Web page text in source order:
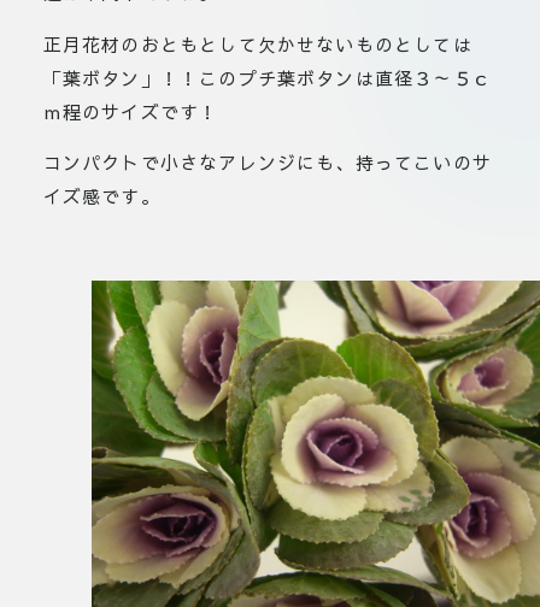
正月花材のおともとして欠かせないものとしては
「葉ボタン」！！このプチ葉ボタンは直径３～５ｃ
ｍ程のサイズです！
コンパクトで小さなアレンジにも、持ってこいのサ
イズ感です。
facebook